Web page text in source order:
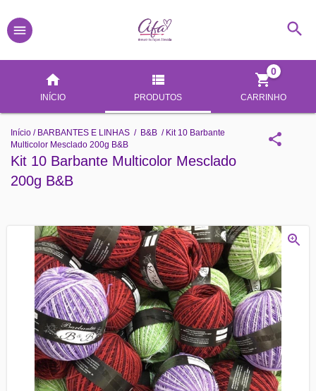
INÍCIO PRODUTOS CARRINHO
0
Início / BARBANTES E LINHAS / B&B / Kit 10 Barbante
Multicolor Mesclado 200g B&B
Kit 10 Barbante Multicolor Mesclado
200g B&B